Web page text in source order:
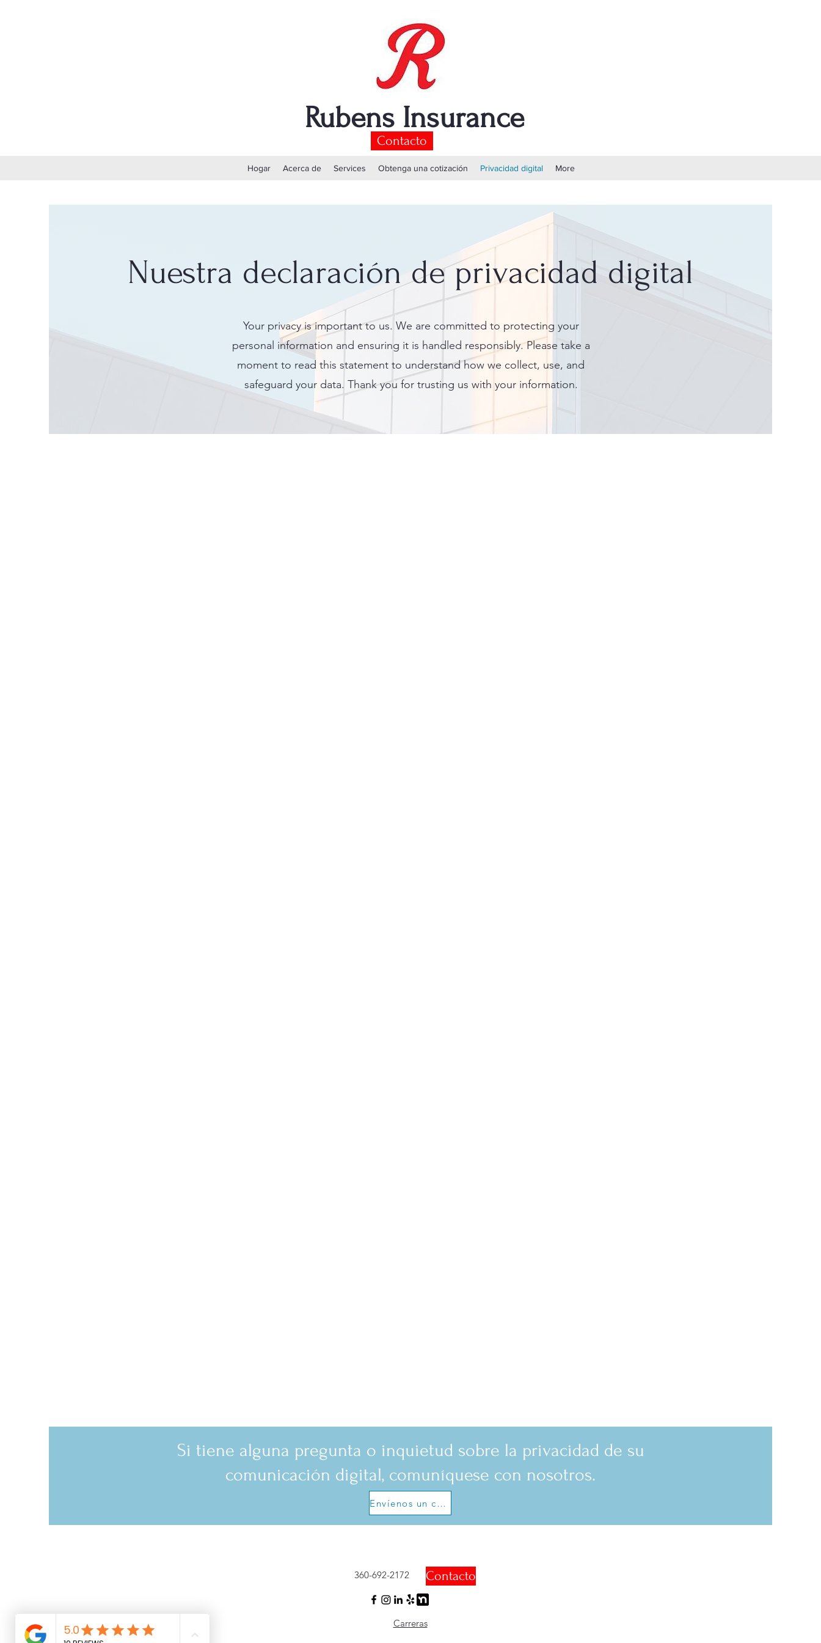
Rubens Insurance
Contacto
Hogar Acerca de Services Obtenga una cotización Privacidad digital More
Nuestra declaración de privacidad digital
Your privacy is important to us. We are committed to protecting your
personal information and ensuring it is handled responsibly. Please take a
moment to read this statement to understand how we collect, use, and
safeguard your data. Thank you for trusting us with your information.
Si tiene alguna pregunta o inquietud sobre la privacidad de su
comunicación digital, comuníquese con nosotros.
Envíenos un correo electrónico
360-692-2172 Contacto
Carreras